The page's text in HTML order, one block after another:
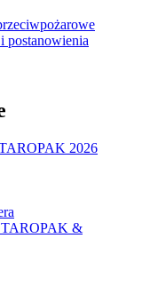
postanowienia
2026
TAROPAK &